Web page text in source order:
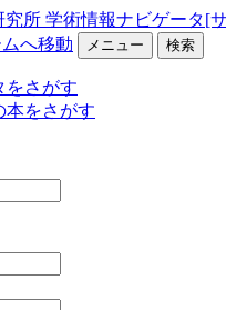
所 学術情報ナビゲータ[
へ移動 メニュー 検索
をさがす
本をさがす